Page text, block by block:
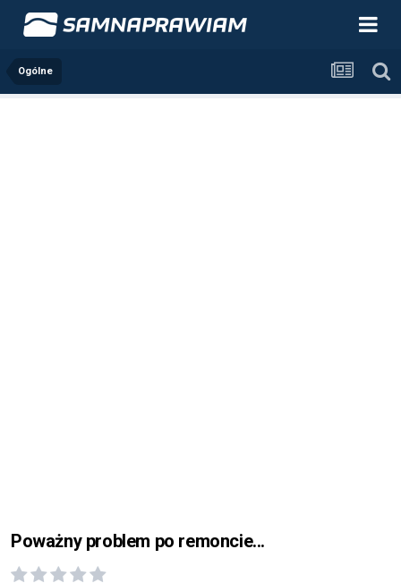
Ogólne
Poważny problem po remoncie...